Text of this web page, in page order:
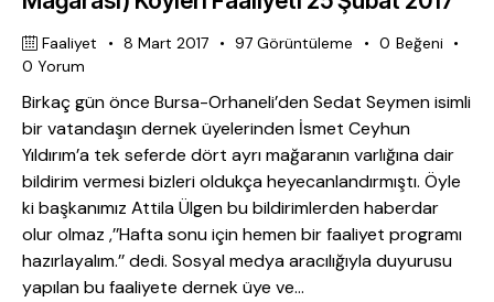
Faaliyet 8 Mart 2017 97 Görüntüleme 0 Beğeni
0 Yorum
Birkaç gün önce Bursa-Orhaneli’den Sedat Seymen isimli
bir vatandaşın dernek üyelerinden İsmet Ceyhun
Yıldırım’a tek seferde dört ayrı mağaranın varlığına dair
bildirim vermesi bizleri oldukça heyecanlandırmıştı. Öyle
ki başkanımız Attila Ülgen bu bildirimlerden haberdar
olur olmaz ,’’Hafta sonu için hemen bir faaliyet programı
hazırlayalım.’’ dedi. Sosyal medya aracılığıyla duyurusu
yapılan bu faaliyete dernek üye ve…